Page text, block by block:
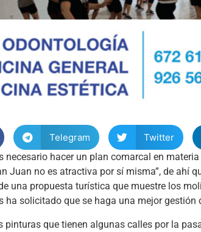
Telegram Twitter
necesario hacer un plan comarcal en
Juan no es atractiva por sí misma”, de ahí
una propuesta turística que muestre los
ha solicitado que se haga una mejor
que tienen algunas calles por la